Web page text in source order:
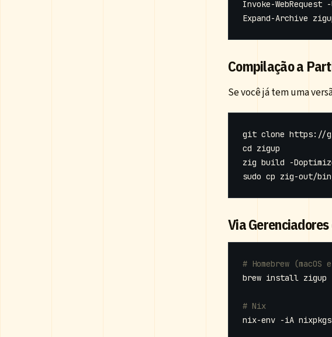
Invoke-WebRequest
Compilação a
Se você já tem uma
cd
zig build -
Via
# Homebrew (macOS
# Nix